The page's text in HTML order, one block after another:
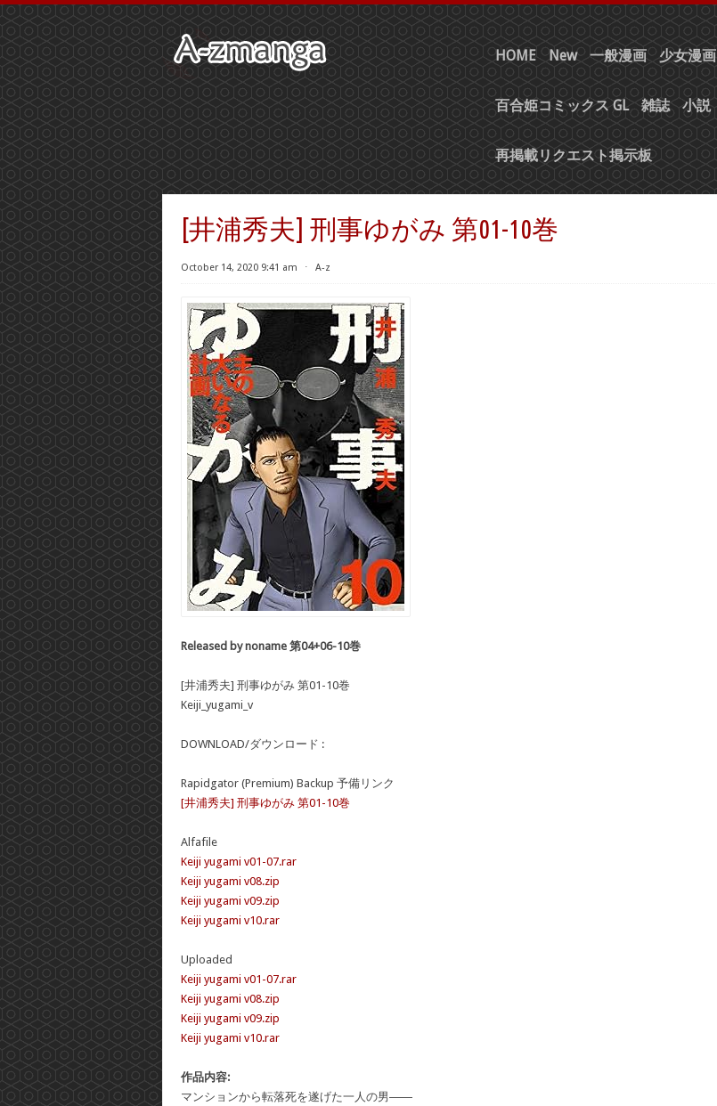
HOME New 一般漫画 少女漫画
百合姫コミックス GL 雑誌 小説
再掲載リクエスト掲示板
[井浦秀夫] 刑事ゆがみ 第01-10巻
October 14, 2020 9:41 am ⋅ A-z
Released by noname 第04+06-10巻
[井浦秀夫] 刑事ゆがみ 第01-10巻
Keiji_yugami_v
DOWNLOAD/ダウンロード :
Rapidgator (Premium) Backup 予備リンク
[井浦秀夫] 刑事ゆがみ 第01-10巻
Alfafile
Keiji yugami v01-07.rar
Keiji yugami v08.zip
Keiji yugami v09.zip
Keiji yugami v10.rar
Uploaded
Keiji yugami v01-07.rar
Keiji yugami v08.zip
Keiji yugami v09.zip
Keiji yugami v10.rar
作品内容:
マンションから転落死を遂げた一人の男――